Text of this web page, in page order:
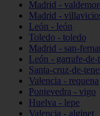
Madrid -
Madrid -
León - león
Toledo - toledo
Madrid - san-
León - garrafe-de-
Santa-cruz-de-
Valencia - requena
Pontevedra - vigo
Huelva - lepe
Valencia - alginet